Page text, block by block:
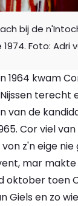
bij de
Foto: Adri
1964 kwam
terecht
van de
Cor viel
z'n eige nie
mar
oktober toen
Giels en zo